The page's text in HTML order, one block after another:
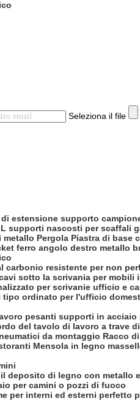
Seleziona il file
estensione supporto
supporti nascosti per scaffali
metallo Pergola Piastra di
ferro angolo destro metallo
carbonio resistente per non
sotto la scrivania per mobili
per scrivanie ufficio e
ordinato per l'ufficio
pesanti supporti in
del tavolo di lavoro a trave
da montaggio Racco
Mensola in legno
deposito di legno con metallo
per camini o pozzi di fuoco
per interni ed esterni perfetto